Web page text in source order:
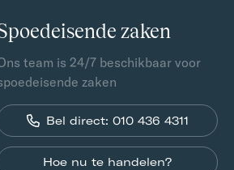
zaken
team is 24/7 beschikbaar voor
zaken
Bel direct: 010 436 4311
Hoe nu te handelen?